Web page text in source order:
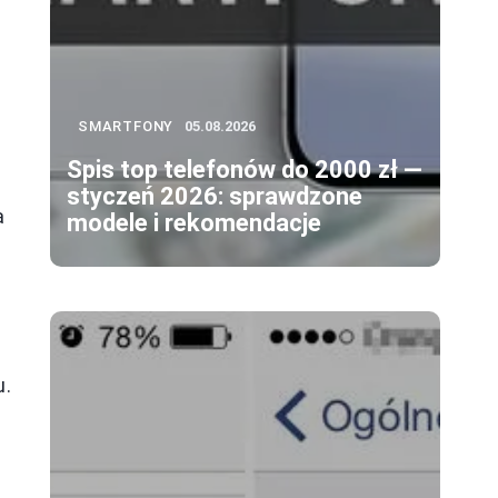
SMARTFONY 05.08.2026
Spis top telefonów do 2000 zł —
styczeń 2026: sprawdzone
modele i rekomendacje